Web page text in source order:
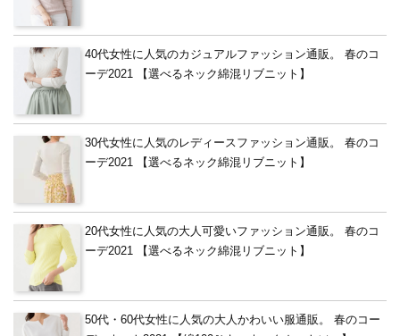
40代女性に人気のカジュアルファッション通販。 春のコ
ーデ2021 【選べるネック綿混リブニット】
30代女性に人気のレディースファッション通販。 春のコ
ーデ2021 【選べるネック綿混リブニット】
20代女性に人気の大人可愛いファッション通販。 春のコ
ーデ2021 【選べるネック綿混リブニット】
50代・60代女性に人気の大人かわいい服通販。 春のコー